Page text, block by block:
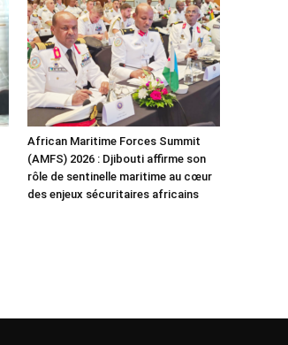
African Maritime Forces Summit
(AMFS) 2026 : Djibouti affirme son
rôle de sentinelle maritime au cœur
des enjeux sécuritaires africains